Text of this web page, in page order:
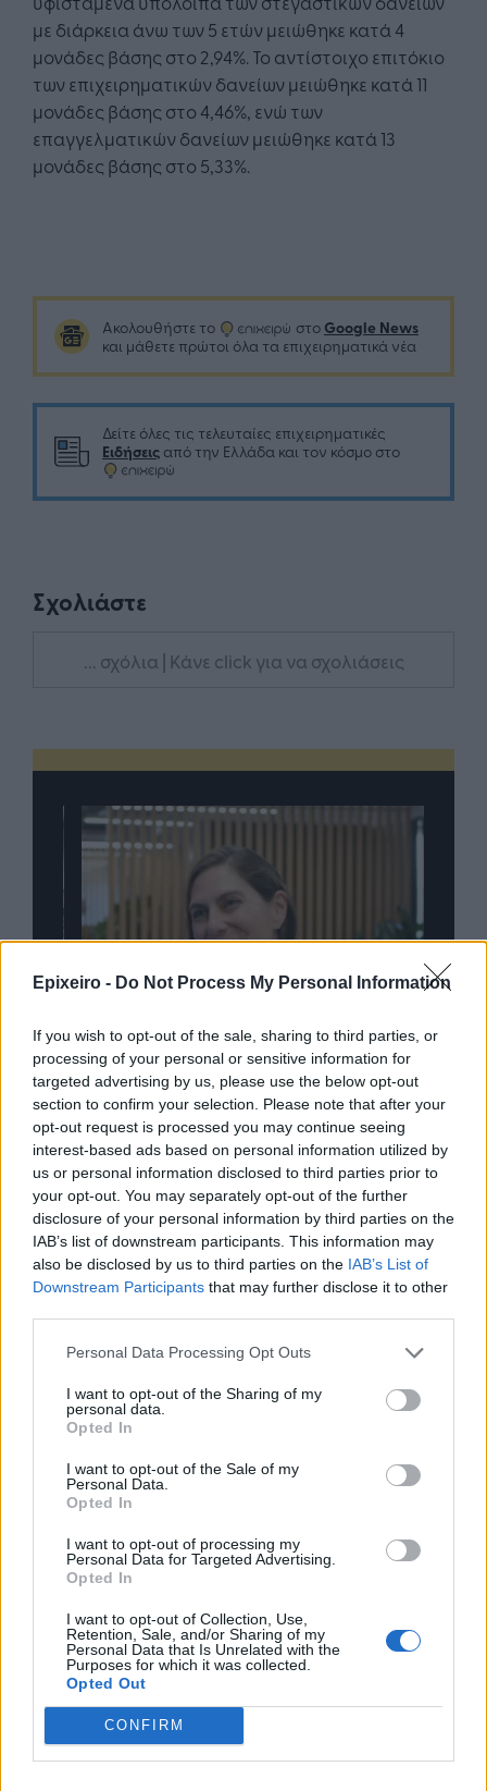
Epixeiro - Do Not Process My Personal Information
If you wish to opt-out of the sale, sharing to third parties, or
processing of your personal or sensitive information for
targeted advertising by us, please use the below opt-out
section to confirm your selection. Please note that after your
opt-out request is processed you may continue seeing
interest-based ads based on personal information utilized by
us or personal information disclosed to third parties prior to
your opt-out. You may separately opt-out of the further
disclosure of your personal information by third parties on the
IAB’s list of downstream participants. This information may
also be disclosed by us to third parties on the IAB’s List of
Downstream Participants that may further disclose it to other
Personal Data Processing Opt Outs
I want to opt-out of the Sharing of my
personal data.
Opted In
I want to opt-out of the Sale of my
Personal Data.
Opted In
I want to opt-out of processing my
Personal Data for Targeted Advertising.
Opted In
I want to opt-out of Collection, Use,
Retention, Sale, and/or Sharing of my
Personal Data that Is Unrelated with the
Purposes for which it was collected.
Opted Out
CONFIRM
με διάρκεια άνω των 5 ετών μειώθηκε κατά 4
μονάδες βάσης στο 2,94%. Το αντίστοιχο επιτόκιο
των επιχειρηματικών δανείων μειώθηκε κατά 11
μονάδες βάσης στο 4,46%, ενώ των
επαγγελματικών δανείων μειώθηκε κατά 13
μονάδες βάσης στο 5,33%.
Ακολουθήστε το στο Google News
και μάθετε πρώτοι όλα τα επιχειρηματικά νέα
Δείτε όλες τις τελευταίες επιχειρηματικές
Ειδήσεις από την Ελλάδα και τον κόσμο στο
Σχολιάστε
... σχόλια | Κάνε click για να σχολιάσεις
TP Greece: Πώς διαμορφώνεται το
μέλλον του Insurance στην εποχή του AI
σου
Advertorial
Περισσότερα από το
ανθεκτική, με τις επενδύσεις να
ξεπερνούν το 1 τρισ. δολάρια το
05/08/26|17:06
Bank of America: Η Gen Z
λιγότερο και αναζητά νέες πηγές
εισοδήματος
05/08/26|16:16